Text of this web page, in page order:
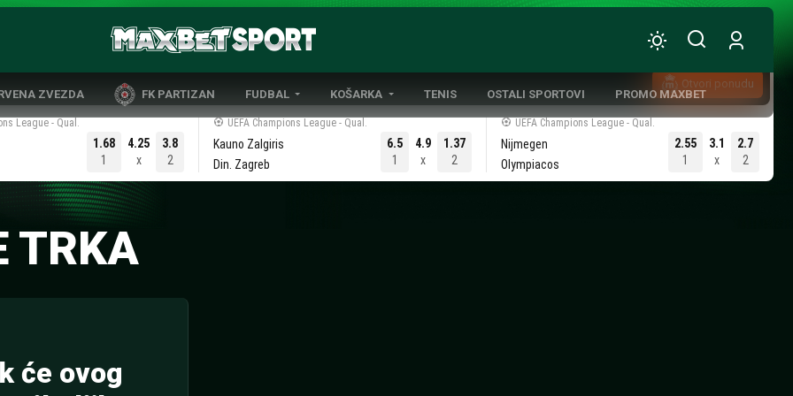
ZVEZDA FK PARTIZAN
FUDBAL
DOMAĆI FUDBAL
LIGE PETICE
EVROPSKA TAKMIČENJA
KOŠARKA
EVROLIGA
NBA LIGA
TENIS OSTALI SPORTOVI PROMO MAXBET
League - Qual.
1.68
1
4.25
x
3.8
2
UEFA Champions League - Qual.
Kauno Zalgiris
Din. Zagreb
6.5
1
4.9
x
1.37
2
UEFA Champions League - Qual.
Nijmegen
Olympiacos
2.55
1
3.1
x
2.7
2
Otvori ponudu
TRKA
će ovog